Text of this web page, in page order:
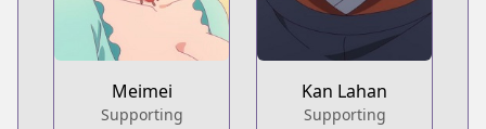
Meimei
Supporting
Kan Lahan
Supporting